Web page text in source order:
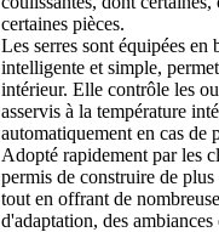
certaines pièces.
Les serres sont équipées en
intelligente et simple,
intérieur. Elle contrôle les
asservis à la température
automatiquement en cas de
Adopté rapidement par les
permis de construire de
tout en offrant de
d'adaptation, des